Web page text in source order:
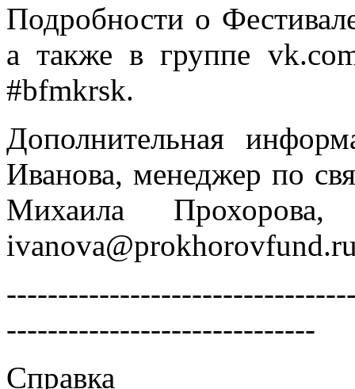
Подробности о
а также в группе
#bfmkrsk.
Дополнительная
Иванова, менеджер по
Михаила
------------------------------
Справка